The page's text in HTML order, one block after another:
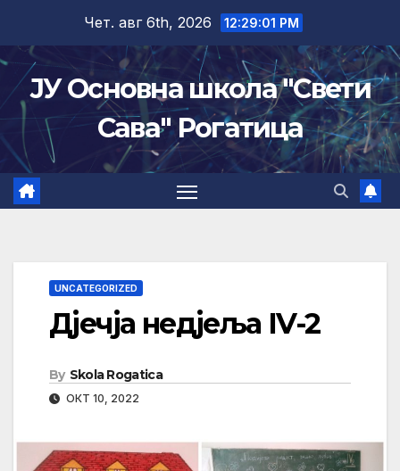
content
Чет. авг 6th, 2026 12:29:01 PM
ЈУ Основна школа "Свети
Сава" Рогатица
UNCATEGORIZED
Дјечја недјеља IV-2
By Skola Rogatica
ОКТ 10, 2022